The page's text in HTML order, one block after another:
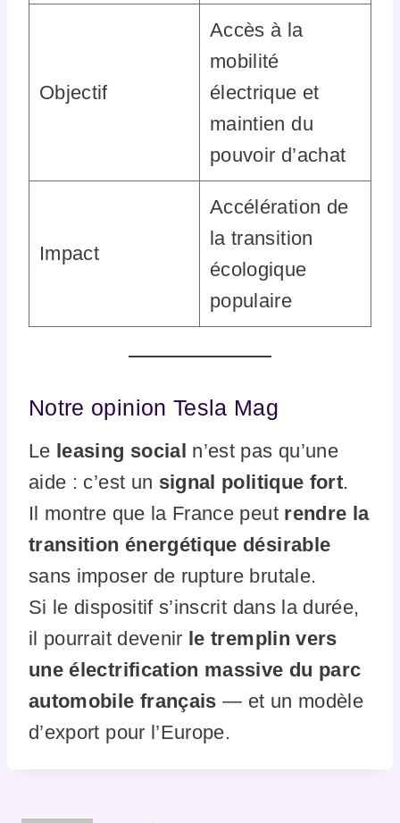
Objectif
Accès à la
mobilité
électrique et
maintien du
pouvoir d’achat
Impact
Accélération de
la transition
écologique
populaire
Notre opinion Tesla Mag
Le leasing social n’est pas qu’une
aide : c’est un signal politique fort.
Il montre que la France peut rendre la
transition énergétique désirable
sans imposer de rupture brutale.
Si le dispositif s’inscrit dans la durée,
il pourrait devenir le tremplin vers
une électrification massive du parc
automobile français — et un modèle
d’export pour l’Europe.